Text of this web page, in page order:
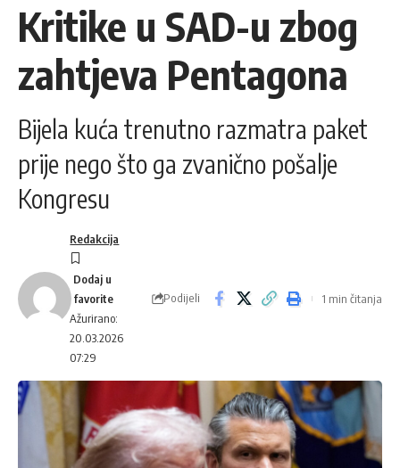
Kritike u SAD-u zbog
zahtjeva Pentagona
Bijela kuća trenutno razmatra paket
prije nego što ga zvanično pošalje
Kongresu
Ažurirano:
20.03.2026
07:29
Redakcija
Podijeli 1 min čitanja